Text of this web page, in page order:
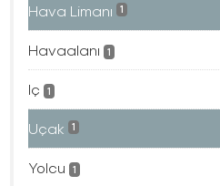
Hava Limanı 1
Havaalanı 1
Iç 1
Uçak 1
Yolcu 1